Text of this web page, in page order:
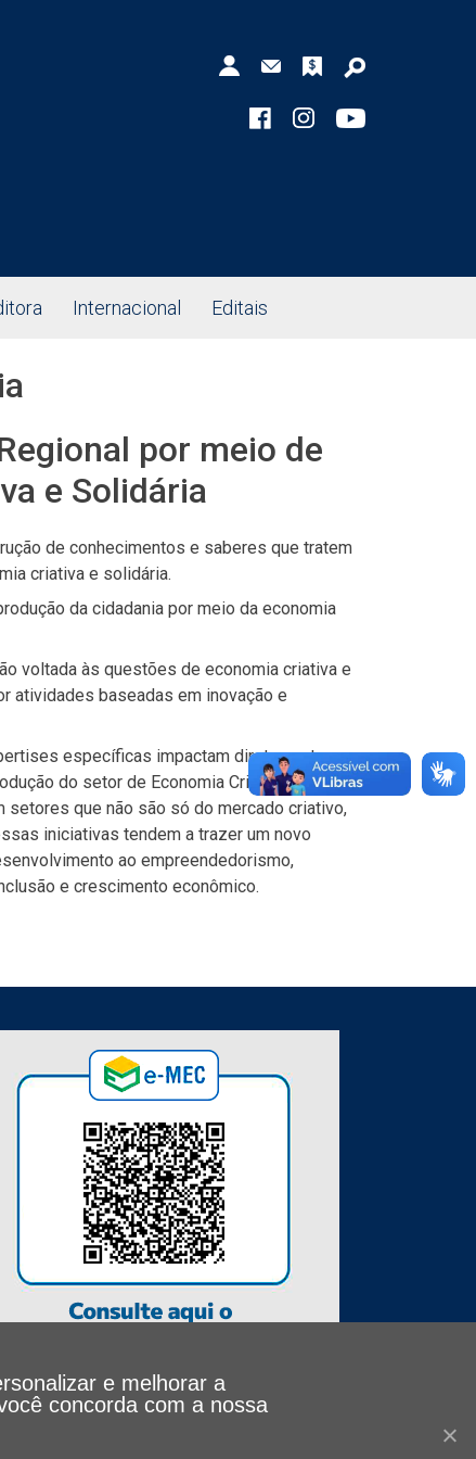
Internacional Editais
por meio de
e Solidária
de conhecimentos e saberes que tratem
criativa e solidária.
da cidadania por meio da economia
voltada às questões de economia criativa e
atividades baseadas em inovação e
específicas impactam diretamente a
do setor de Economia Criativa, dos
que não são só do mercado criativo,
iniciativas tendem a trazer um novo
ao empreendedorismo,
e crescimento econômico.
e melhorar a
concorda com a nossa